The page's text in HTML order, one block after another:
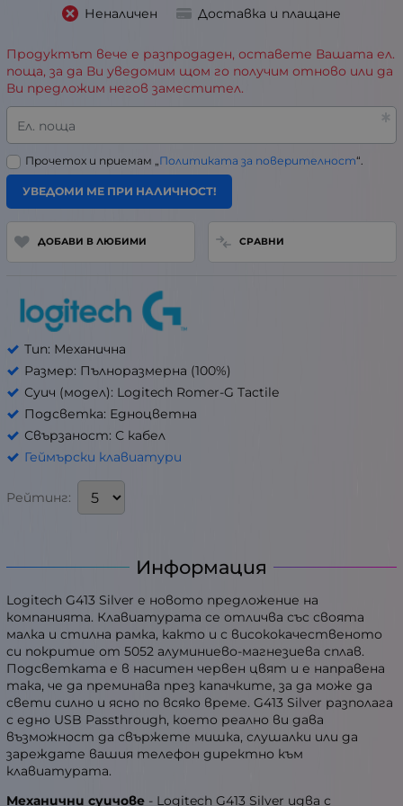
Неналичен Доставка и плащане
Продуктът вече е разпродаден, оставете Вашата ел.
поща, за да Ви уведомим щом го получим отново или да
Ви предложим негов заместител.
Ел. поща
Прочетох и приемам „Политиката за поверителност“.
УВЕДОМИ МЕ ПРИ НАЛИЧНОСТ!
ДОБАВИ В ЛЮБИМИ СРАВНИ
Тип: Механична
Размер: Пълноразмерна (100%)
Суич (модел): Logitech Romer-G Tactile
Подсветка: Едноцветна
Свързаност: С кабел
Геймърски клавиатури
Рейтинг:
Информация
Logitech G413 Silver е новото предложение на
компанията. Клавиатурата се отличва със своята
малка и стилна рамка, както и с висококачественото
си покритие от 5052 алуминиево-магнезиева сплав.
Подсветката е в наситен червен цвят и е направена
така, че да преминава през капачките, за да може да
свети силно и ясно по всяко време. G413 Silver разполага
с едно USB Passthrough, което реално ви дава
възможност да свържете мишка, слушалки или да
зареждате вашия телефон директно към
клавиатурата.
Механични суичове - Logitech G413 Silver идва с